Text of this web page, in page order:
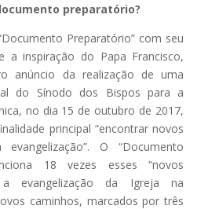
preparatório?
Preparatório” com seu
a inspiração do Papa Francisco,
anúncio da realização de uma
do Sínodo dos Bispos para a
no dia 15 de outubro de 2017,
principal “encontrar novos
O “Documento
18 vezes esses “novos
a evangelização da Igreja na
caminhos, marcados por três